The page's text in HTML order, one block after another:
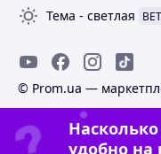
Тема - светлая
© Prom.ua —
Насколько
удобно на